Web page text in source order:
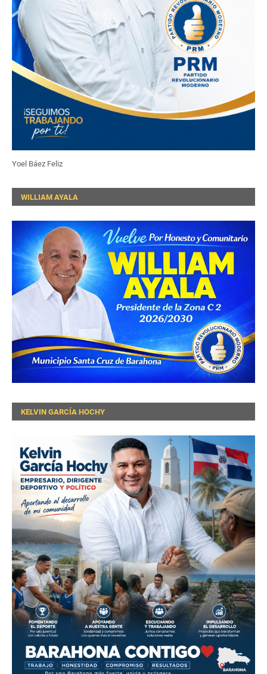
Yoel Báez Feliz
WILLIAM AYALA
KELVIN GARCÍA HOCHY